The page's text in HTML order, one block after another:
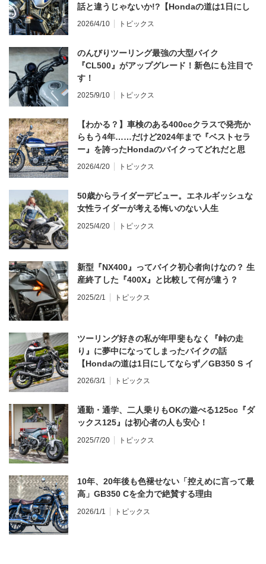
話と違うじゃないか!?【Hondaの道は1日にし
てならず／CB1000F ①第一印象 編】
2026/4/10 トピックス
のんびりツーリング最強の大型バイク
『CL500』がアップグレード！新色にも注目で
す！
2025/9/10 トピックス
【わかる？】車検のある400ccクラスで発売か
らもう4年……だけど2024年まで『ベストセラ
ー』を誇ったHondaのバイクってどれだと思
う？
2026/4/20 トピックス
50歳からライダーデビュー。エネルギッシュな
女性ライダーが考える悔いのない人生
2025/4/20 トピックス
新型『NX400』ってバイク初心者向けなの？ 生
産終了した『400X』と比較して何が違う？
2025/2/1 トピックス
ツーリング好きの私が年甲斐もなく『峠の走
り』に夢中になってしまったバイクの話
【Hondaの道は1日にしてならず／GB350 S イ
ンプレ・レビュー 前編】
2026/3/1 トピックス
通勤・通学、二人乗りもOKの遊べる125cc『ダ
ックス125』は初心者の人も安心！
2025/7/20 トピックス
10年、20年後も色褪せない「控えめに言って最
高」GB350 Cを全力で絶賛する理由
2026/1/1 トピックス